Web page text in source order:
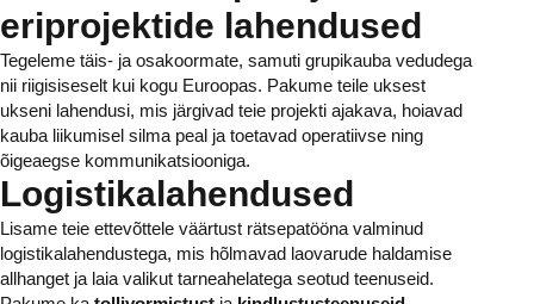
eriprojektide lahendused
Tegeleme täis- ja osakoormate, samuti grupikauba vedudega
nii riigisiseselt kui kogu Euroopas. Pakume teile uksest
ukseni lahendusi, mis järgivad teie projekti ajakava, hoiavad
kauba liikumisel silma peal ja toetavad operatiivse ning
õigeaegse kommunikatsiooniga.
Logistikalahendused
Lisame teie ettevõttele väärtust rätsepatööna valminud
logistikalahendustega, mis hõlmavad laovarude haldamise
allhanget ja laia valikut tarneahelatega seotud teenuseid.